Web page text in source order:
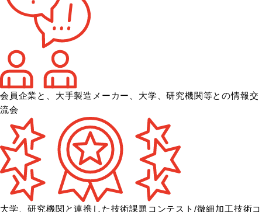
会員企業と、大手製造メーカー、大学、研究機関等との情報交
流会
大学、研究機関と連携した技術課題コンテスト/微細加工技術コ